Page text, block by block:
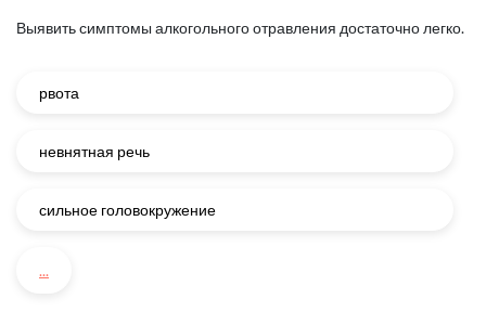
Выявить симптомы алкогольного отравления достаточно легко.
рвота
невнятная речь
сильное головокружение
...